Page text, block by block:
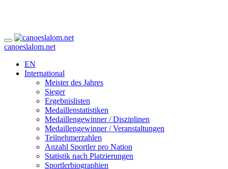
canoeslalom.net
EN
International
Meister des Jahres
Sieger
Ergebnislisten
Medaillenstatistiken
Medaillengewinner / Disziplinen
Medaillengewinner / Veranstaltungen
Teilnehmerzahlen
Anzahl Sportler pro Nation
Statistik nach Platzierungen
Sportlerbiographien